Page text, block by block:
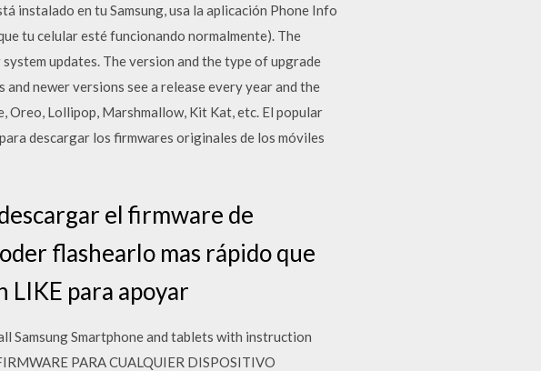
instalado en tu Samsung, usa la aplicación Phone Info
tu celular esté funcionando normalmente). The
updates. The version and the type of upgrade
newer versions see a release every year and the
Oreo, Lollipop, Marshmallow, Kit Kat, etc. El popular
descargar los firmwares originales de los móviles
el firmware de
flashearlo mas rápido que
LIKE para apoyar
Samsung Smartphone and tablets with instruction
PARA CUALQUIER DISPOSITIVO